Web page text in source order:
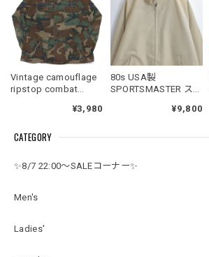
CATEGORY
✨8/7 22:00～SALEコーナー✨
Men's
Ladies'
Vintage camouflage
ripstop combat
¥3,980
80s USA製
SPORTSMASTER スポ
イヤー スポーツジャ
ウィングトップ ベー
ン ヴィンテージ ビン
テージ アメリカ古着
¥9,800